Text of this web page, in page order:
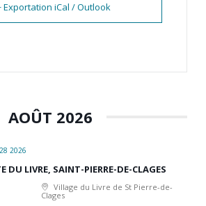
Exportation iCal / Outlook
AOÛT 2026
2026
DU LIVRE, SAINT-PIERRE-DE-CLAGES
Village du Livre de St Pierre-de-
Clages